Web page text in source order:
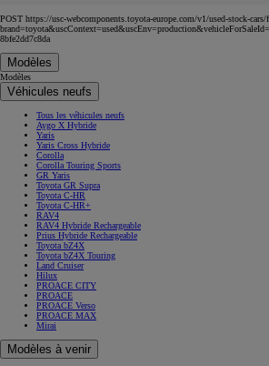
POST https://usc-webcomponents.toyota-europe.com/v1/used-stock-cars/
8bfe2dd7c8da
Modèles
Modèles
Véhicules neufs
Tous les véhicules neufs
Aygo X Hybride
Yaris
Yaris Cross Hybride
Corolla
Corolla Touring Sports
GR Yaris
Toyota GR Supra
Toyota C-HR
Toyota C-HR+
RAV4
RAV4 Hybride Rechargeable
Prius Hybride Rechargeable
Toyota bZ4X
Toyota bZ4X Touring
Land Cruiser
Hilux
PROACE CITY
PROACE
PROACE Verso
PROACE MAX
Mirai
Modèles à venir